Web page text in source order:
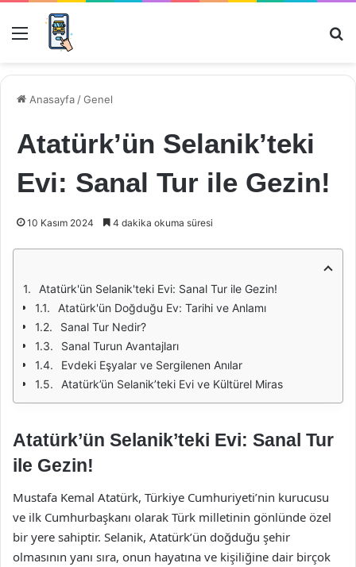
Menü
Anasayfa /Genel
Atatürk’ün Selanik’teki
Evi: Sanal Tur ile Gezin!
10 Kasım 2024 4 dakika okuma süresi
Atatürk'ün Selanik'teki Evi: Sanal Tur ile Gezin!
Atatürk'ün Doğduğu Ev: Tarihi ve Anlamı
Sanal Tur Nedir?
Sanal Turun Avantajları
Evdeki Eşyalar ve Sergilenen Anılar
Atatürk’ün Selanik’teki Evi ve Kültürel Miras
Atatürk’ün Selanik’teki Evi: Sanal Tur
ile Gezin!
Mustafa Kemal Atatürk, Türkiye Cumhuriyeti’nin kurucusu
ve ilk Cumhurbaşkanı olarak Türk milletinin gönlünde özel
bir yere sahiptir. Selanik, Atatürk’ün doğduğu şehir
olmasının yanı sıra, onun hayatına ve kişiliğine dair birçok